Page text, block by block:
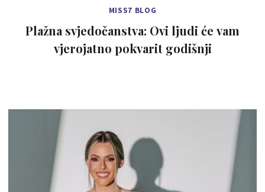
MISS7 BLOG
Plažna svjedočanstva: Ovi ljudi će vam
vjerojatno pokvarit godišnji